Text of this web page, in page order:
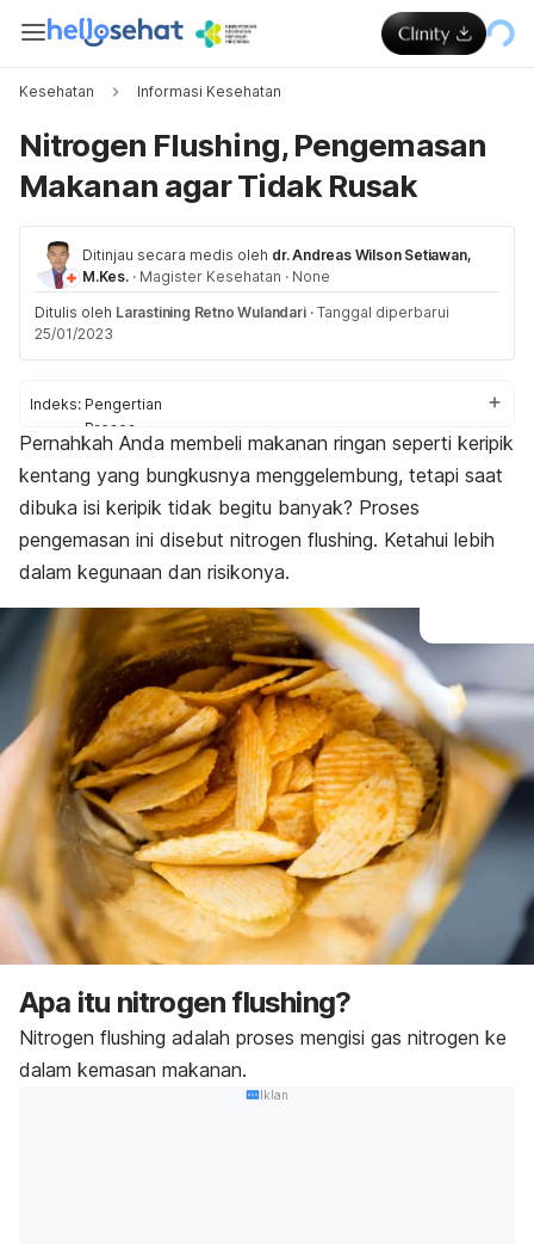
Kesehatan Informasi Kesehatan
Nitrogen Flushing, Pengemasan
Makanan agar Tidak Rusak
Ditinjau secara medis oleh dr. Andreas Wilson Setiawan,
M.Kes. · Magister Kesehatan · None
Ditulis oleh Larastining Retno Wulandari · Tanggal diperbarui
25/01/2023
Indeks: Pengertian
Proses
Kegunaan
Keamanan
Perbedaan dengan jajanan nitrogen
Efek membuka kemasan
Pernahkah Anda membeli makanan ringan seperti keripik
kentang yang bungkusnya menggelembung, tetapi saat
dibuka isi keripik tidak begitu banyak? Proses
pengemasan ini disebut nitrogen flushing. Ketahui lebih
dalam kegunaan dan risikonya.
Apa itu nitrogen flushing?
Nitrogen flushing adalah proses mengisi gas nitrogen ke
dalam kemasan makanan.
Iklan